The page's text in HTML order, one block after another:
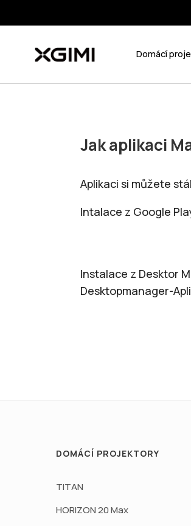
Jak aplikaci
Aplikaci si můžete
Intalace z Google
Instalace z Desktor
Desktopmanager-
DOMÁCÍ PROJEKTORY
TITAN
HORIZON 20 Max